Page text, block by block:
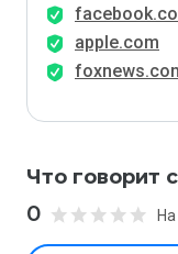
apple.com
Что говорит
0 На